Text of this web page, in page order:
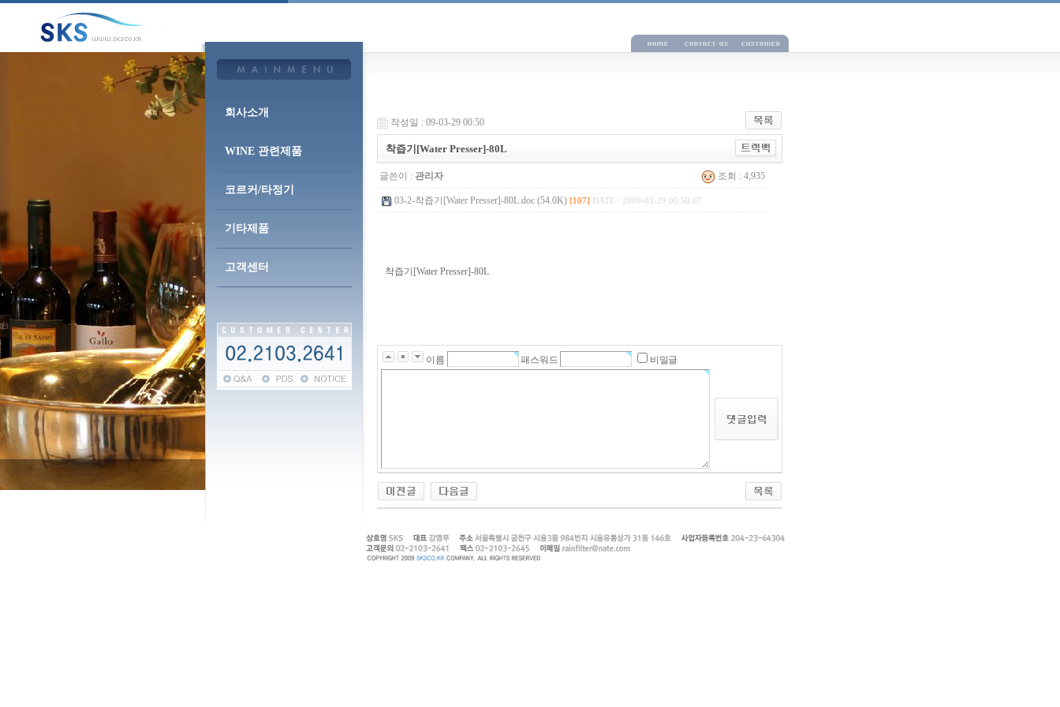
회사소개
WINE 관련제품
코르커/타정기
기타제품
고객센터
작성일 : 09-03-29 00:50
착즙기[Water Presser]-80L
글쓴이 : 관리자 조회 : 4,935
03-2-착즙기[Water Presser]-80L.doc (54.0K) [107] DATE : 2009-03-29 00:50:07
착즙기[Water Presser]-80L
이름 패스워드 비밀글